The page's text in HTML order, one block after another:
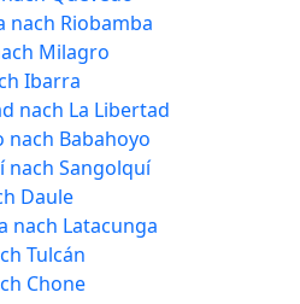
nach Riobamba
Milagro
Ibarra
nach La Libertad
nach Babahoyo
nach Sangolquí
Daule
nach Latacunga
Tulcán
Chone